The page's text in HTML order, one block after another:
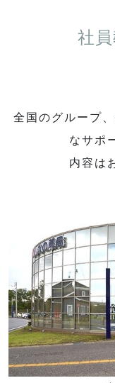
社
全国のグループ
なサポ
内容は